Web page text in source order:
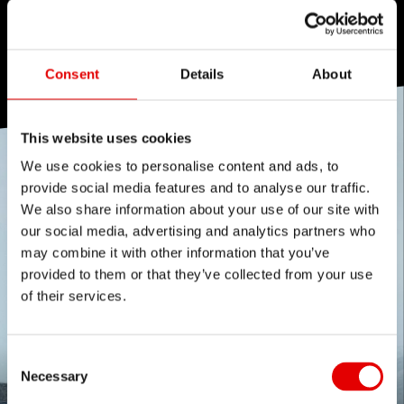
Consent Details About
This website uses cookies
We use cookies to personalise content and ads, to
provide social media features and to analyse our traffic.
We also share information about your use of our site with
our social media, advertising and analytics partners who
may combine it with other information that you’ve
provided to them or that they’ve collected from your use
of their services.
Necessary